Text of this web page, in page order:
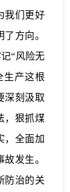
我们更好
方向。
“风险无
生产这根
深刻汲取
，狠抓煤
，全面加
发生。
防治的关